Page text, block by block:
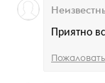
Приятно